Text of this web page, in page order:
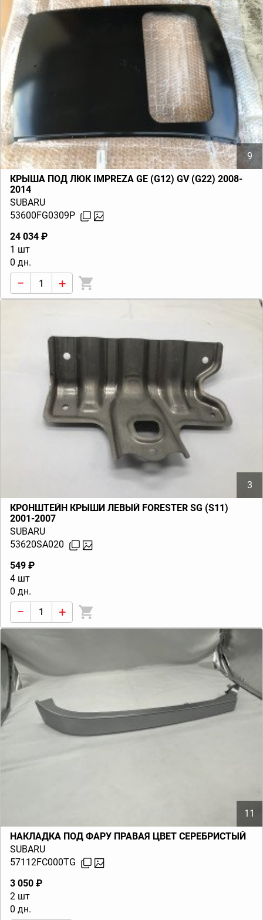
9
КРЫША ПОД ЛЮК IMPREZA GE (G12) GV (G22) 2008-
2014
SUBARU
53600FG0309P
24 034 ₽
1 шт
0 дн.
− +
3
КРОНШТЕЙН КРЫШИ ЛЕВЫЙ FORESTER SG (S11)
2001-2007
SUBARU
53620SA020
549 ₽
4 шт
0 дн.
− +
11
НАКЛАДКА ПОД ФАРУ ПРАВАЯ ЦВЕТ СЕРЕБРИСТЫЙ
SUBARU
57112FC000TG
3 050 ₽
2 шт
0 дн.